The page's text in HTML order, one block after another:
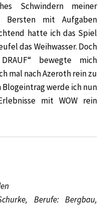
Schwindern meiner
Bersten mit Aufgaben
hatte ich das Spiel
das Weihwasser. Doch
bewegte mich
mal nach Azeroth rein zu
werde ich nun
mit WOW rein
Berufe: Bergbau,